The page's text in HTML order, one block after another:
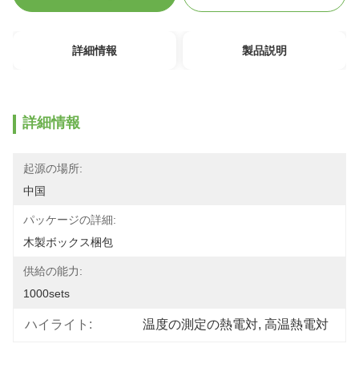
詳細情報 製品説明
詳細情報
起源の場所:
中国
パッケージの詳細:
木製ボックス梱包
供給の能力:
1000sets
ハイライト: 温度の測定の熱電対, 高温熱電対